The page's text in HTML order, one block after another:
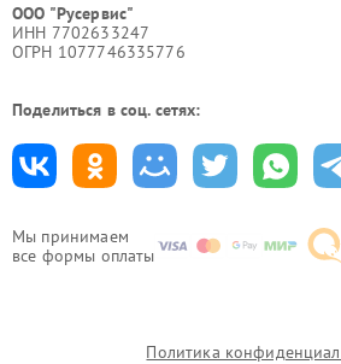
Мы принимаем
все формы оплаты
ООО "Русервис"
ИНН 7702633247
ОГРН 1077746335776
Поделиться в соц. сетях:
Политика